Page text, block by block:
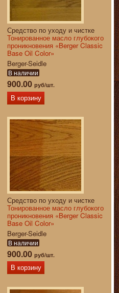
Средство по уходу и чистке
Тонированное масло глубокого
проникновения «Berger Classic
Base Oil Color»
Berger-Seidle
В наличии
900.00 руб/шт.
В корзину
Средство по уходу и чистке
Тонированное масло глубокого
проникновения «Berger Classic
Base Oil Color»
Berger-Seidle
В наличии
900.00 руб/шт.
В корзину